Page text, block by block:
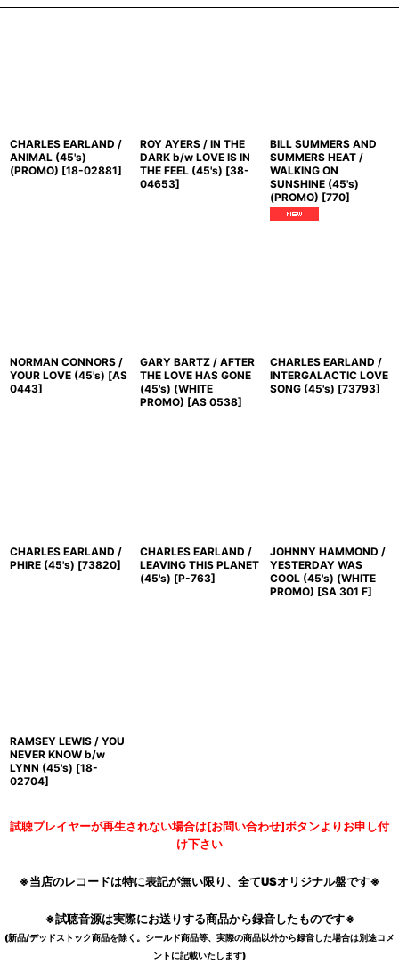
CHARLES EARLAND /
ANIMAL (45's)
(PROMO) [18-02881]
ROY AYERS / IN THE
DARK b/w LOVE IS IN
THE FEEL (45's) [38-
04653]
BILL SUMMERS AND
SUMMERS HEAT /
WALKING ON
SUNSHINE (45's)
(PROMO) [770]
NORMAN CONNORS /
YOUR LOVE (45's) [AS
0443]
GARY BARTZ / AFTER
THE LOVE HAS GONE
(45's) (WHITE
PROMO) [AS 0538]
CHARLES EARLAND /
INTERGALACTIC LOVE
SONG (45's) [73793]
CHARLES EARLAND /
PHIRE (45's) [73820]
CHARLES EARLAND /
LEAVING THIS PLANET
(45's) [P-763]
JOHNNY HAMMOND /
YESTERDAY WAS
COOL (45's) (WHITE
PROMO) [SA 301 F]
RAMSEY LEWIS / YOU
NEVER KNOW b/w
LYNN (45's) [18-
02704]
試聴プレイヤーが再生されない場合は[お問い合わせ]ボタンよりお申し付
け下さい
※当店のレコードは特に表記が無い限り、全てUSオリジナル盤です※
※試聴音源は実際にお送りする商品から録音したものです※
(新品/デッドストック商品を除く。シールド商品等、実際の商品以外から録音した場合は別途コメ
ントに記載いたします)